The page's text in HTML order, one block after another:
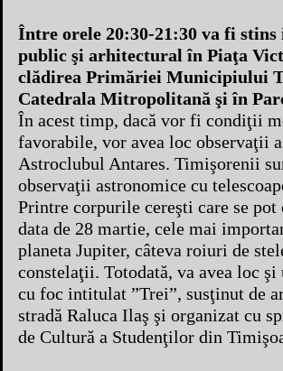
Între orele 20:30-21:30 va fi
public şi arhitectural în Piaţa
clădirea Primăriei Municipiului
Catedrala Mitropolitană şi în
În acest timp, dacă vor fi condiţii
favorabile, vor avea loc observaţii
Astroclubul Antares. Timişorenii
observaţii astronomice cu
Printre corpurile cereşti care se pot
data de 28 martie, cele mai
planeta Jupiter, câteva roiuri de
constelaţii. Totodată, va avea loc şi
cu foc intitulat ”Trei”, susţinut de
stradă Raluca Ilaş şi organizat cu
de Cultură a Studenţilor din